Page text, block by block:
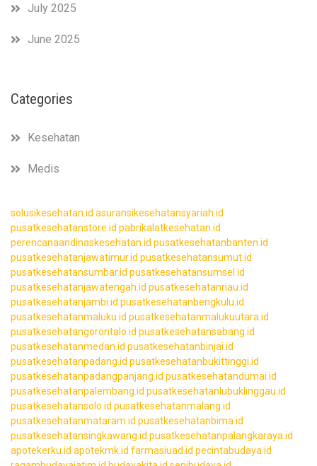
July 2025
June 2025
Categories
Kesehatan
Medis
solusikesehatan.id asuransikesehatansyariah.id
pusatkesehatanstore.id pabrikalatkesehatan.id
perencanaandinaskesehatan.id pusatkesehatanbanten.id
pusatkesehatanjawatimur.id pusatkesehatansumut.id
pusatkesehatansumbar.id pusatkesehatansumsel.id
pusatkesehatanjawatengah.id pusatkesehatanriau.id
pusatkesehatanjambi.id pusatkesehatanbengkulu.id
pusatkesehatanmaluku.id pusatkesehatanmalukuutara.id
pusatkesehatangorontalo.id pusatkesehatansabang.id
pusatkesehatanmedan.id pusatkesehatanbinjai.id
pusatkesehatanpadang.id pusatkesehatanbukittinggi.id
pusatkesehatanpadangpanjang.id pusatkesehatandumai.id
pusatkesehatanpalembang.id pusatkesehatanlubuklinggau.id
pusatkesehatansolo.id pusatkesehatanmalang.id
pusatkesehatanmataram.id pusatkesehatanbima.id
pusatkesehatansingkawang.id pusatkesehatanpalangkaraya.id
apotekerku.id apotekmk.id farmasiuad.id pecintabudaya.id